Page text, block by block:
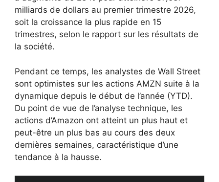
milliards de dollars au premier trimestre 2026,
soit la croissance la plus rapide en 15
trimestres, selon le rapport sur les résultats de
la société.
Pendant ce temps, les analystes de Wall Street
sont optimistes sur les actions AMZN suite à la
dynamique depuis le début de l’année (YTD).
Du point de vue de l’analyse technique, les
actions d’Amazon ont atteint un plus haut et
peut-être un plus bas au cours des deux
dernières semaines, caractéristique d’une
tendance à la hausse.